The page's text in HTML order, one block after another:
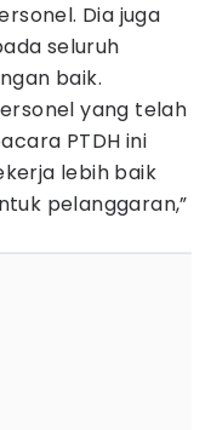
Dia juga
seluruh
baik.
yang telah
PTDH ini
lebih baik
pelanggaran,”